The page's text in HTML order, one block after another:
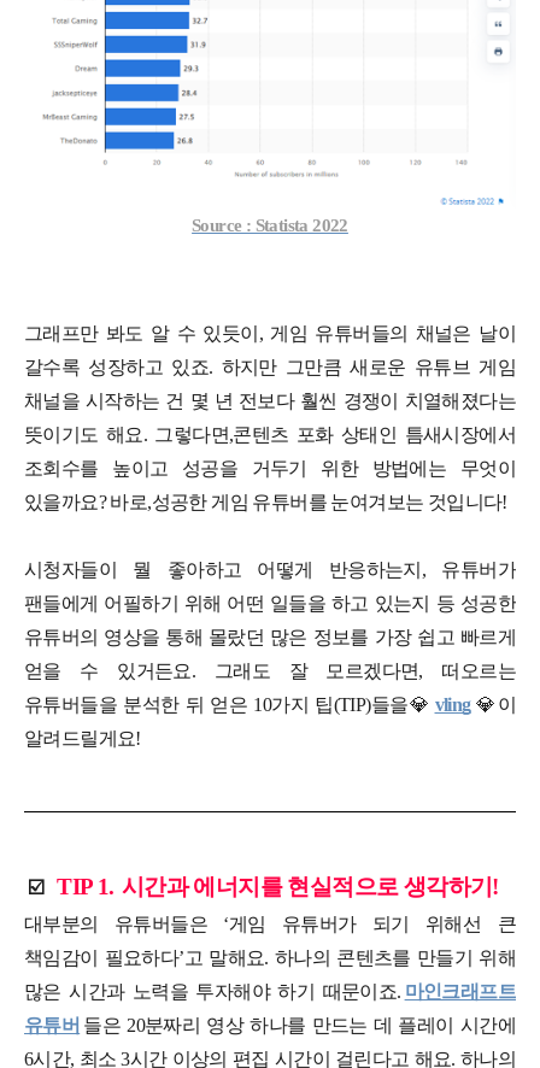
Source : Statista 2022
그래프만 봐도 알 수 있듯이, 게임 유튜버들의 채널은 날이
갈수록 성장하고 있죠. 하지만 그만큼 새로운 유튜브 게임
채널을 시작하는 건 몇 년 전보다 훨씬 경쟁이 치열해졌다는
뜻이기도 해요. 그렇다면,콘텐츠 포화 상태인 틈새시장에서
조회수를 높이고 성공을 거두기 위한 방법에는 무엇이
있을까요? 바로,성공한 게임 유튜버를 눈여겨보는 것입니다!
시청자들이 뭘 좋아하고 어떻게 반응하는지, 유튜버가
팬들에게 어필하기 위해 어떤 일들을 하고 있는지 등 성공한
유튜버의 영상을 통해 몰랐던 많은 정보를 가장 쉽고 빠르게
얻을 수 있거든요. 그래도 잘 모르겠다면, 떠오르는
유튜버들을 분석한 뒤 얻은 10가지 팁(TIP)들을💎 vling 💎 이
알려드릴게요!
☑️ TIP 1. 시간과 에너지를 현실적으로 생각하기!
대부분의 유튜버들은 ‘게임 유튜버가 되기 위해선 큰
책임감이 필요하다’고 말해요. 하나의 콘텐츠를 만들기 위해
많은 시간과 노력을 투자해야 하기 때문이죠. 마인크래프트
유튜버 들은 20분짜리 영상 하나를 만드는 데 플레이 시간에
6시간, 최소 3시간 이상의 편집 시간이 걸린다고 해요. 하나의